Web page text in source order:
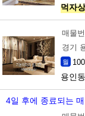
먹자
매물
경기
월 100
용인
4일 후에 종료되는